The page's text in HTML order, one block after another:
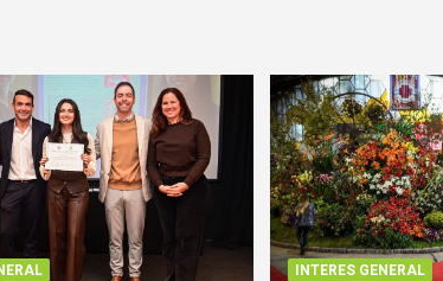
INTERES GENERAL